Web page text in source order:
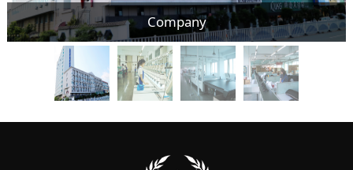
Company